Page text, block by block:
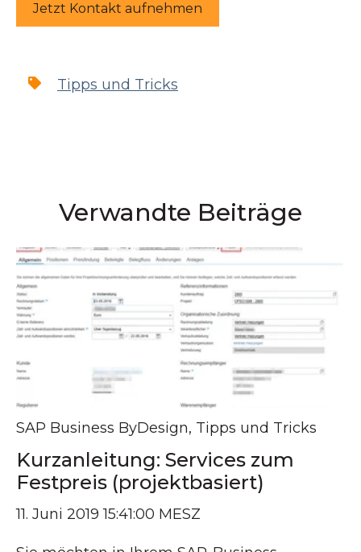
Jetzt Kontakt aufnehmen
Tipps und Tricks
Verwandte Beiträge
SAP Business ByDesign, Tipps und Tricks
Kurzanleitung: Services zum
Festpreis (projektbasiert)
11. Juni 2019 15:41:00 MESZ